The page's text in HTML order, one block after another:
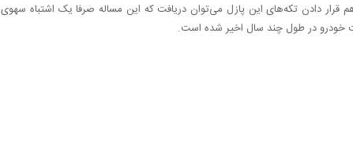
قرار دادن تکه‌های این پازل می‌توان دریافت که این مساله صرفا یک اشتباه سهوی
خودرو در طول چند سال اخیر شده است.